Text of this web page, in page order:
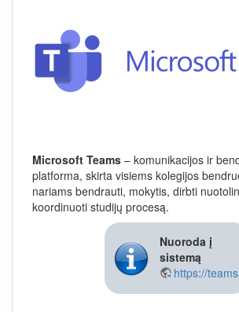
Microsoft Teams – komunikacijos ir
platforma, skirta visiems kolegijos
nariams bendrauti, mokytis, dirbti
koordinuoti studijų procesą.
Nuoroda į
sistemą
https://